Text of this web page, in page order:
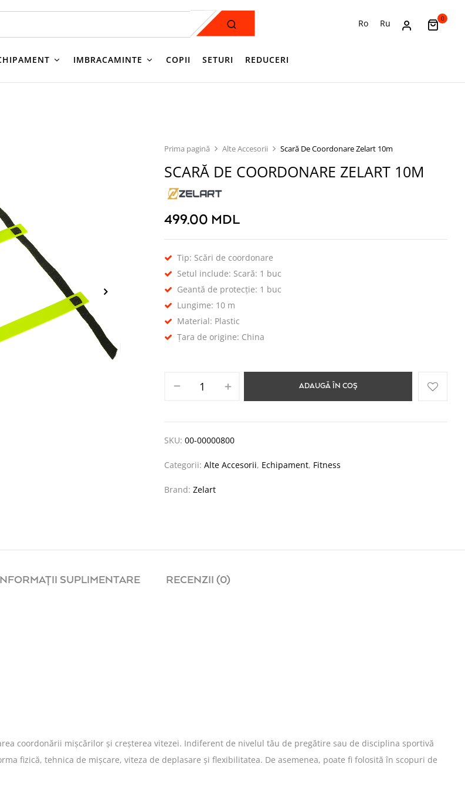
Ro Ru 0
IMBRACAMINTE COPII SETURI REDUCERI
Prima pagină Alte Accesorii Scară De Coordonare Zelart 10m
SCARĂ DE COORDONARE ZELART 10M
499.00 MDL
Tip: Scări de coordonare
Setul include: Scară: 1 buc
Geantă de protecție: 1 buc
Lungime: 10 m
Material: Plastic
Țara de origine: China
ADAUGĂ ÎN COȘ
SKU:00-00000800
Categorii:Alte Accesorii, Echipament, Fitness
Brand:Zelart
SUPLIMENTARE RECENZII (0)
coordonării mișcărilor și creșterea vitezei. Indiferent de nivelul tău de pregătire sau de disciplina sportivă
fizică, tehnica de mișcare, viteza de deplasare și flexibilitatea. De asemenea, poate fi folosită în scopuri de